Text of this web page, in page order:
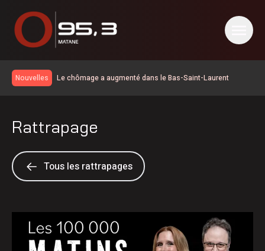
Nouvelles
Le chômage a augmenté dans le Bas-Saint-Laurent
La Matanie est hockey présente trois rencontres
concertée en sécurité nautique de la SQ
Résultat des matchs du 5 août de la Ligue de balle de l’Est
La foudre a déclenché des dizaines de feux de forêt en
Prolongement du dépôt des mises en candidatures du
Gala de l’Excellence
Élections 2026: le Parti québécois conserve son avance
dans les intentions de vote
Rattrapage
Tous les rattrapages